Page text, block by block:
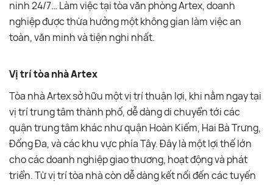
ninh 24/7… Làm việc tại tòa văn phòng Artex, doanh
nghiệp được thừa hưởng một không gian làm việc an
toàn, văn minh và tiện nghi nhất.
Vị trí tòa nhà Artex
Tòa nhà Artex sở hữu một vị trí thuận lợi, khi nằm ngay tại
vị trí trung tâm thành phố, dễ dàng di chuyển tới các
quận trung tâm khác như quận Hoàn Kiếm, Hai Bà Trưng,
Đống Đa, và các khu vực phía Tây. Đây là một lợi thế lớn
cho các doanh nghiệp giao thương, hoạt động và phát
triển. Từ vị trí tòa nhà còn dễ dàng kết nối đến các tuyến